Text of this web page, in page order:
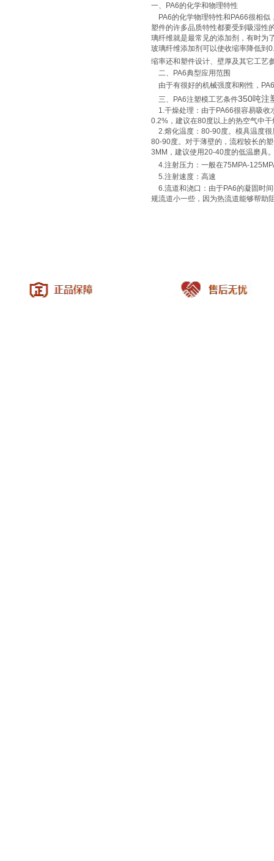
一、PA6的化学和物理特性
PA6的化学物理特性和PA66很相似
塑件的许多品质特性都要受到吸湿性
璃纤维就是最常见的添加剂，有时为
玻璃纤维添加剂可以使收缩率降低到
缩率还和塑件设计、壁厚及其它工艺
二、PA6典型应用范围
由于有很好的机械强度和刚性，
三、PA6注塑模工艺条件350吨注
1.干燥处理：由于PA66很容易吸收
0.2%，建议在80度以上的热空气中
2.熔化温度：80-90度。模具温度很
80-90度。对于薄壁的，流程较长的
3MM，建议使用20-40度的低温磨具
4.注射压力：一般在75MPA-
5.注射速度：高速
6.流道和浇口：由于PA6的凝固时
规流道小一些，因为热流道能够帮助
给我留言